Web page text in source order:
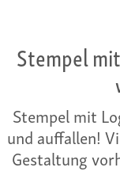
Stempel
Stempel mit
und auffallen!
Gestaltung